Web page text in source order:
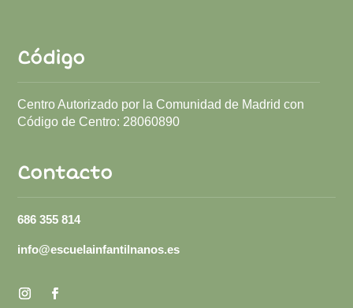
Código
Centro Autorizado por la Comunidad de Madrid con
Código de Centro: 28060890
Contacto
686 355 814
info@escuelainfantilnanos.es